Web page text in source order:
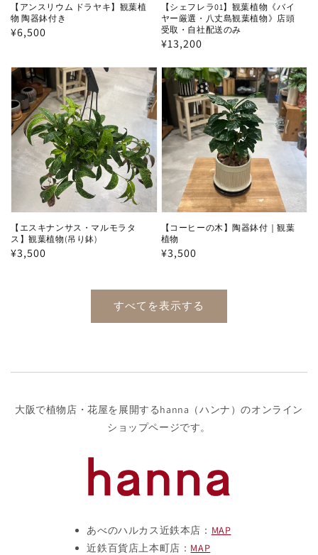
【アンスリウム ドラヤキ】観葉植
物 陶器鉢付き
通
価
格
¥6,500
【シェフレラ01】観葉植物《バイ
ヤー厳選・八丈島観葉植物》店頭
受取・自社配送のみ
通
価
格
¥13,200
【エスキナンサス・マルモラタ
ス】観葉植物(吊り鉢)
通
¥3,500
【コーヒーの木】陶器鉢付｜観葉
植物
通
価
格
¥3,500
すべてを表示する
大阪で植物店・花屋を展開するhanna（ハンナ）のオンライン
ショップページです。
あべのハルカス近鉄本店： MAP
近鉄百貨店上本町店： MAP